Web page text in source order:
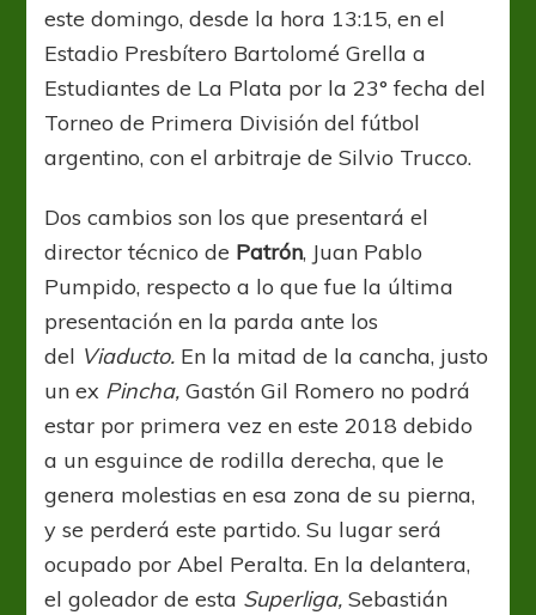
este domingo, desde la hora 13:15, en el
Estadio Presbítero Bartolomé Grella a
Estudiantes de La Plata por la 23° fecha del
Torneo de Primera División del fútbol
argentino, con el arbitraje de Silvio Trucco.
Dos cambios son los que presentará el
director técnico de Patrón, Juan Pablo
Pumpido, respecto a lo que fue la última
presentación en la parda ante los
del Viaducto. En la mitad de la cancha, justo
un ex Pincha,Gastón Gil Romero no podrá
estar por primera vez en este 2018 debido
a un esguince de rodilla derecha, que le
genera molestias en esa zona de su pierna,
y se perderá este partido. Su lugar será
ocupado por Abel Peralta. En la delantera,
el goleador de esta Superliga,Sebastián